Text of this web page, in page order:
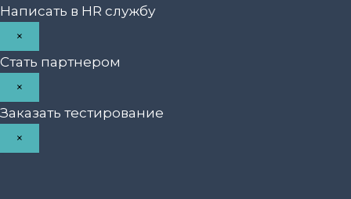
Написать в HR службу
×
Стать партнером
×
Заказать тестирование
×